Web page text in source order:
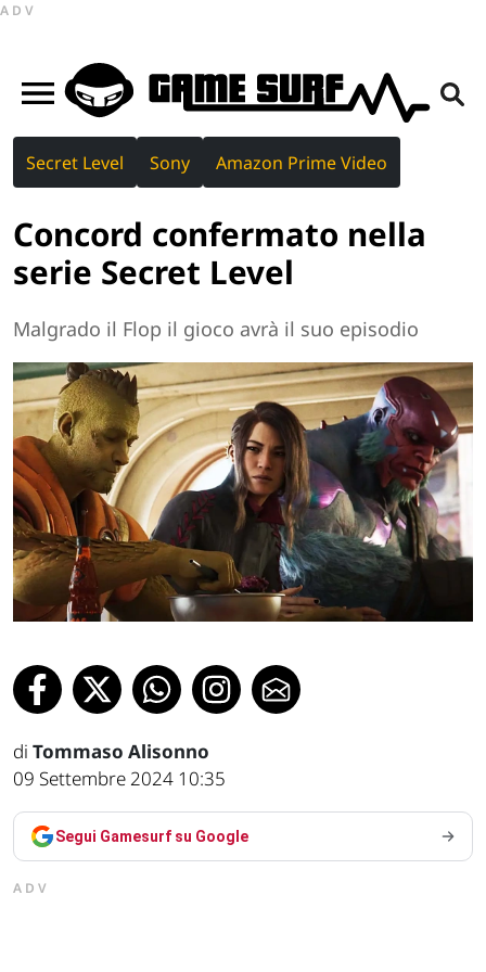
ADV
Secret Level Sony Amazon Prime Video
Concord confermato nella
serie Secret Level
Malgrado il Flop il gioco avrà il suo episodio
di Tommaso Alisonno
09 Settembre 2024 10:35
Segui Gamesurf su Google
ADV